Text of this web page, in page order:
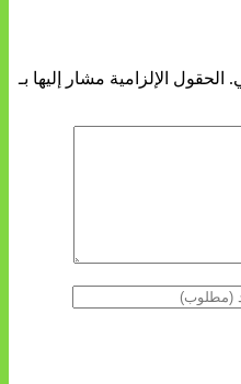
الحقول الإلزامية مشار إليها بـ